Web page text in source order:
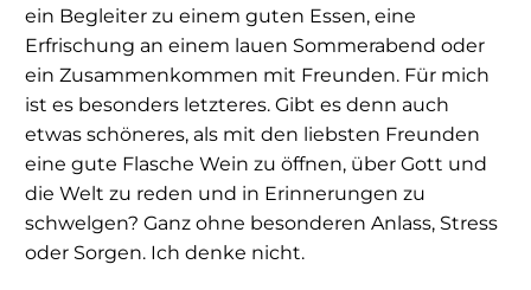
ein Begleiter zu einem guten Essen, eine
Erfrischung an einem lauen Sommerabend oder
ein Zusammenkommen mit Freunden. Für mich
ist es besonders letzteres. Gibt es denn auch
etwas schöneres, als mit den liebsten Freunden
eine gute Flasche Wein zu öffnen, über Gott und
die Welt zu reden und in Erinnerungen zu
schwelgen? Ganz ohne besonderen Anlass, Stress
oder Sorgen. Ich denke nicht.